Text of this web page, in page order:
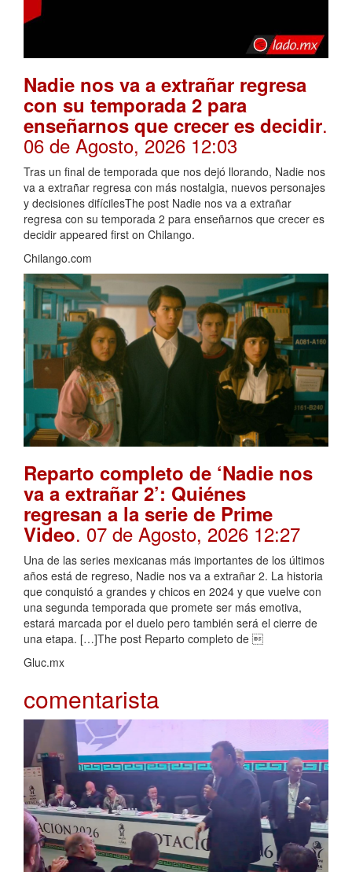
Nadie nos va a extrañar regresa
con su temporada 2 para
enseñarnos que crecer es decidir.
06 de Agosto, 2026 12:03
Tras un final de temporada que nos dejó llorando, Nadie nos
va a extrañar regresa con más nostalgia, nuevos personajes
y decisiones difícilesThe post Nadie nos va a extrañar
regresa con su temporada 2 para enseñarnos que crecer es
decidir appeared first on Chilango.
Chilango.com
Reparto completo de ‘Nadie nos
va a extrañar 2’: Quiénes
regresan a la serie de Prime
Video. 07 de Agosto, 2026 12:27
Una de las series mexicanas más importantes de los últimos
años está de regreso, Nadie nos va a extrañar 2. La historia
que conquistó a grandes y chicos en 2024 y que vuelve con
una segunda temporada que promete ser más emotiva,
estará marcada por el duelo pero también será el cierre de
una etapa. […]The post Reparto completo de 
Gluc.mx
comentarista